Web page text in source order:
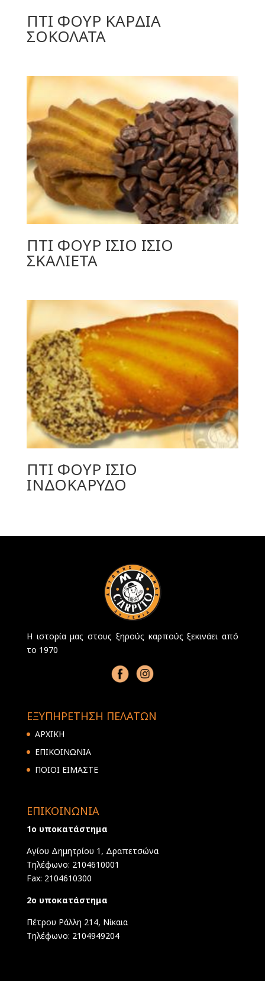
ΠΤΙ ΦΟΥΡ ΚΑΡΔΙΑ
ΣΟΚΟΛΑΤΑ
ΠΤΙ ΦΟΥΡ ΙΣΙΟ ΙΣΙΟ
ΣΚΑΛΙΕΤΑ
ΠΤΙ ΦΟΥΡ ΙΣΙΟ
ΙΝΔΟΚΑΡΥΔΟ
Η ιστορία μας στους ξηρούς καρπούς ξεκινάει από
το 1970
ΕΞΥΠΗΡΕΤΗΣΗ ΠΕΛΑΤΩΝ
ΑΡΧΙΚΗ
ΕΠΙΚΟΙΝΩΝΙΑ
ΠΟΙΟΙ ΕΙΜΑΣΤΕ
ΕΠΙΚΟΙΝΩΝΙΑ
1ο υποκατάστημα
Αγίου Δημητρίου 1, Δραπετσώνα
Τηλέφωνο: 2104610001
Fax: 2104610300
2ο υποκατάστημα
Πέτρου Ράλλη 214, Νίκαια
Τηλέφωνο: 2104949204